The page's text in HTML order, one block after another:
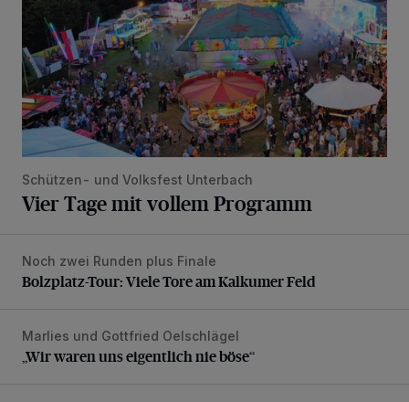
Schützen- und Volksfest Unterbach
Vier Tage mit vollem Programm
Bolzplatz-Tour: Viele Tore am Kalkumer Feld
Noch zwei Runden plus Finale
Bolzplatz-Tour: Viele Tore am Kalkumer Feld
„Wir waren uns eigentlich nie böse“
Marlies und Gottfried Oelschlägel
„Wir waren uns eigentlich nie böse“